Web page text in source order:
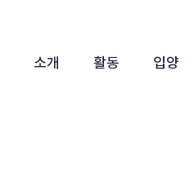
소개 활동 입양